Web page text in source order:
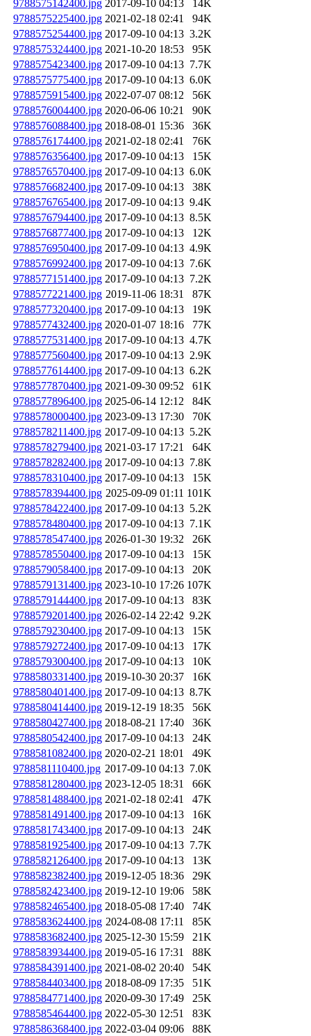
9788575142400.jpg 2017-09-10 04:13
14K
9788575225400.jpg 2021-02-18 02:41
94K
9788575254400.jpg 2017-09-10 04:13 3.2K
9788575324400.jpg 2021-10-20 18:53
95K
9788575423400.jpg 2017-09-10 04:13 7.7K
9788575775400.jpg 2017-09-10 04:13 6.0K
9788575915400.jpg 2022-07-07 08:12
56K
9788576004400.jpg 2020-06-06 10:21
90K
9788576088400.jpg 2018-08-01 15:36
36K
9788576174400.jpg 2021-02-18 02:41
76K
9788576356400.jpg 2017-09-10 04:13
15K
9788576570400.jpg 2017-09-10 04:13 6.0K
9788576682400.jpg 2017-09-10 04:13
38K
9788576765400.jpg 2017-09-10 04:13 9.4K
9788576794400.jpg 2017-09-10 04:13 8.5K
9788576877400.jpg 2017-09-10 04:13
12K
9788576950400.jpg 2017-09-10 04:13 4.9K
9788576992400.jpg 2017-09-10 04:13 7.6K
9788577151400.jpg 2017-09-10 04:13 7.2K
9788577221400.jpg 2019-11-06 18:31
87K
9788577320400.jpg 2017-09-10 04:13
19K
9788577432400.jpg 2020-01-07 18:16
77K
9788577531400.jpg 2017-09-10 04:13 4.7K
9788577560400.jpg 2017-09-10 04:13 2.9K
9788577614400.jpg 2017-09-10 04:13 6.2K
9788577870400.jpg 2021-09-30 09:52
61K
9788577896400.jpg 2025-06-14 12:12
84K
9788578000400.jpg 2023-09-13 17:30
70K
9788578211400.jpg 2017-09-10 04:13 5.2K
9788578279400.jpg 2021-03-17 17:21
64K
9788578282400.jpg 2017-09-10 04:13 7.8K
9788578310400.jpg 2017-09-10 04:13
15K
9788578394400.jpg 2025-09-09 01:11 101K
9788578422400.jpg 2017-09-10 04:13 5.2K
9788578480400.jpg 2017-09-10 04:13 7.1K
9788578547400.jpg 2026-01-30 19:32
26K
9788578550400.jpg 2017-09-10 04:13
15K
9788579058400.jpg 2017-09-10 04:13
20K
9788579131400.jpg 2023-10-10 17:26 107K
9788579144400.jpg 2017-09-10 04:13
83K
9788579201400.jpg 2026-02-14 22:42 9.2K
9788579230400.jpg 2017-09-10 04:13
15K
9788579272400.jpg 2017-09-10 04:13
17K
9788579300400.jpg 2017-09-10 04:13
10K
9788580331400.jpg 2019-10-30 20:37
16K
9788580401400.jpg 2017-09-10 04:13 8.7K
9788580414400.jpg 2019-12-19 18:35
56K
9788580427400.jpg 2018-08-21 17:40
36K
9788580542400.jpg 2017-09-10 04:13
24K
9788581082400.jpg 2020-02-21 18:01
49K
9788581110400.jpg 2017-09-10 04:13 7.0K
9788581280400.jpg 2023-12-05 18:31
66K
9788581488400.jpg 2021-02-18 02:41
47K
9788581491400.jpg 2017-09-10 04:13
16K
9788581743400.jpg 2017-09-10 04:13
24K
9788581925400.jpg 2017-09-10 04:13 7.7K
9788582126400.jpg 2017-09-10 04:13
13K
9788582382400.jpg 2019-12-05 18:36
29K
9788582423400.jpg 2019-12-10 19:06
58K
9788582465400.jpg 2018-05-08 17:40
74K
9788583624400.jpg 2024-08-08 17:11
85K
9788583682400.jpg 2025-12-30 15:59
21K
9788583934400.jpg 2019-05-16 17:31
88K
9788584391400.jpg 2021-08-02 20:40
54K
9788584403400.jpg 2018-08-09 17:35
51K
9788584771400.jpg 2020-09-30 17:49
25K
9788585464400.jpg 2022-05-30 12:51
83K
9788586368400.jpg 2022-03-04 09:06
88K